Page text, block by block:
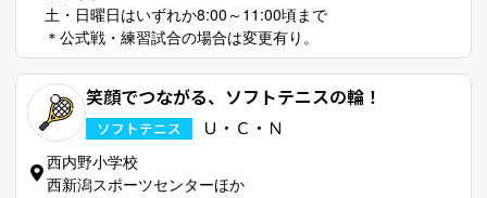
土・日曜日はいずれか8:00～11:00頃まで
＊公式戦・練習試合の場合は変更有り。
笑顔でつながる、ソフトテニスの輪！
ソフトテニス Ｕ・Ｃ・Ｎ
西内野小学校
西新潟スポーツセンターほか